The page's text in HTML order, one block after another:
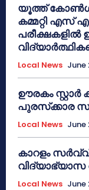
യൂത്ത്
കമ്മറ്റി
പരീക്ഷകളിൽ
Local News June
ഊരകം
പുരസ്‌ക്കാര
Local News June
കാറളം
Local News June